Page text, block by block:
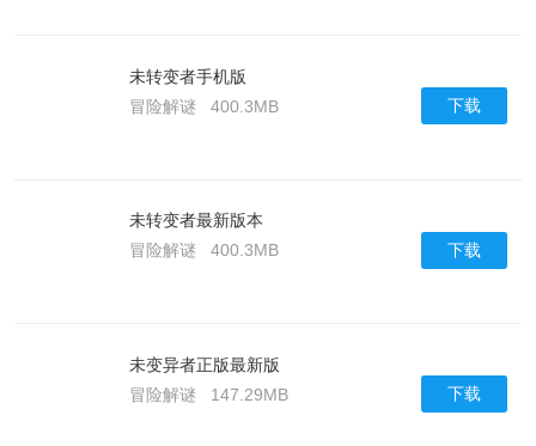
未转变者手机版
冒险解谜
400.3MB 下载
未转变者最新版本
冒险解谜
400.3MB 下载
未变异者正版最新版
冒险解谜
147.29MB 下载